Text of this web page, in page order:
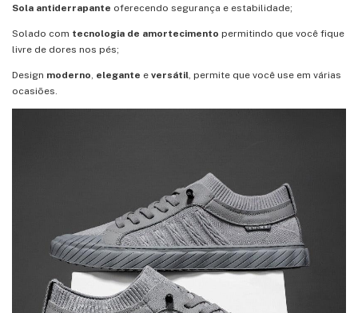
Sola antiderrapante oferecendo segurança e estabilidade;
Solado com tecnologia de amortecimento permitindo que você fique
livre de dores nos pés;
Design moderno, elegante e versátil, permite que você use em várias
ocasiões.